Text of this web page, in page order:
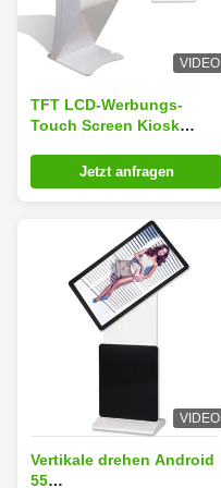
VIDEO
TFT LCD-Werbungs-
Touch Screen Kiosk
65" 4K für
Einkaufszentrum
Jetzt anfragen
VIDEO
Vertikale drehen Android
55